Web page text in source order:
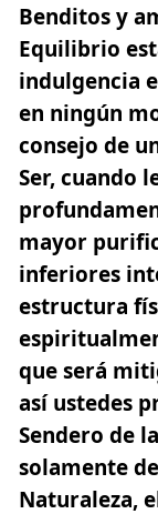
Benditos y
Equilibrio
indulgencia
en ningún
consejo de
Ser, cuando
mayor
inferiores
estructura
que será
así ustedes
Sendero de
solamente
Naturaleza,